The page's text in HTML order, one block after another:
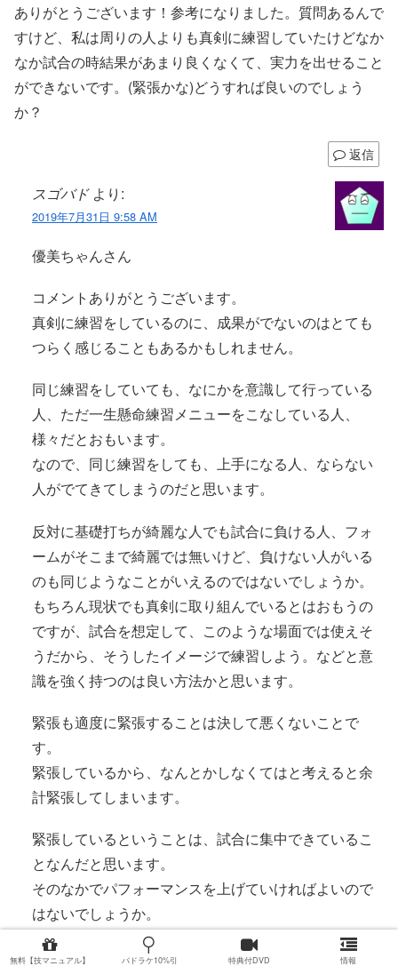
ありがとうございます！参考になりました。質問あるんで
すけど、私は周りの人よりも真剣に練習していたけどなか
なか試合の時結果があまり良くなくて、実力を出せること
ができないです。(緊張かな)どうすれば良いのでしょう
か？
返信
スゴバド より:
2019年7月31日 9:58 AM
優美ちゃんさん
コメントありがとうございます。
真剣に練習をしているのに、成果がでないのはとても
つらく感じることもあるかもしれません。
同じ練習をしていても、なにかを意識して行っている
人、ただ一生懸命練習メニューをこなしている人、
様々だとおもいます。
なので、同じ練習をしても、上手になる人、ならない
人がでてきてしまうのだと思います。
反対に基礎打ちが綺麗な人でも試合に負ける人、フォ
ームがそこまで綺麗では無いけど、負けない人がいる
のも同じようなことがいえるのではないでしょうか。
もちろん現状でも真剣に取り組んでいるとはおもうの
ですが、試合を想定して、このような場面では使えそ
うだから、そうしたイメージで練習しよう。などと意
識を強く持つのは良い方法かと思います。
緊張も適度に緊張することは決して悪くないことで
す。
緊張しているから、なんとかしなくてはと考えると余
計緊張してしまいます。
緊張しているということは、試合に集中できているこ
となんだと思います。
そのなかでパフォーマンスを上げていければよいので
はないでしょうか。
返信
無料【技マニュアル】 バドラケ10%引 特典付DVD 情報